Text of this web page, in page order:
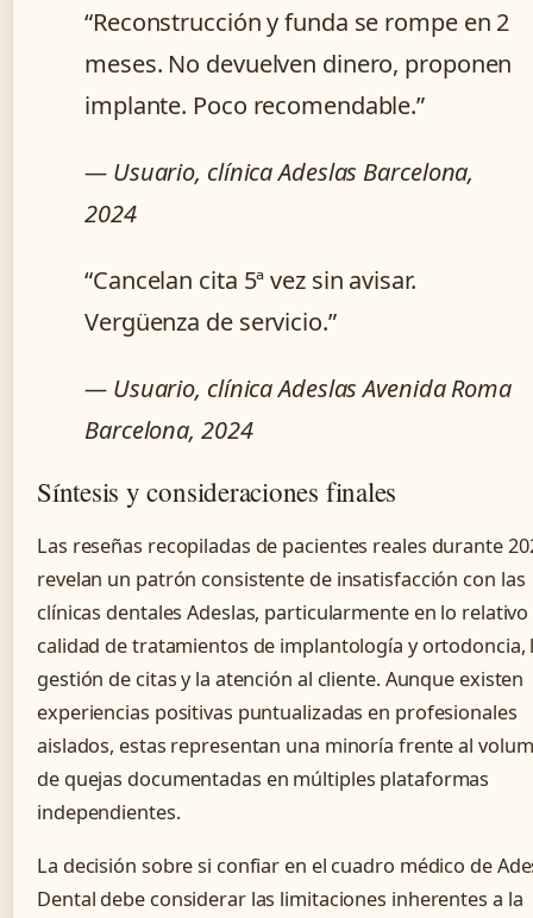
“Reconstrucción y funda se rompe en 2
meses. No devuelven dinero, proponen
implante. Poco recomendable.”
— Usuario, clínica Adeslas Barcelona,
2024
“Cancelan cita 5ª vez sin avisar.
Vergüenza de servicio.”
— Usuario, clínica Adeslas Avenida Roma
Barcelona, 2024
Síntesis y consideraciones finales
Las reseñas recopiladas de pacientes reales durante
revelan un patrón consistente de insatisfacción con las
clínicas dentales Adeslas, particularmente en lo relativo
calidad de tratamientos de implantología y ortodoncia,
gestión de citas y la atención al cliente. Aunque existen
experiencias positivas puntualizadas en profesionales
aislados, estas representan una minoría frente al
de quejas documentadas en múltiples plataformas
independientes.
La decisión sobre si confiar en el cuadro médico de
Dental debe considerar las limitaciones inherentes a la